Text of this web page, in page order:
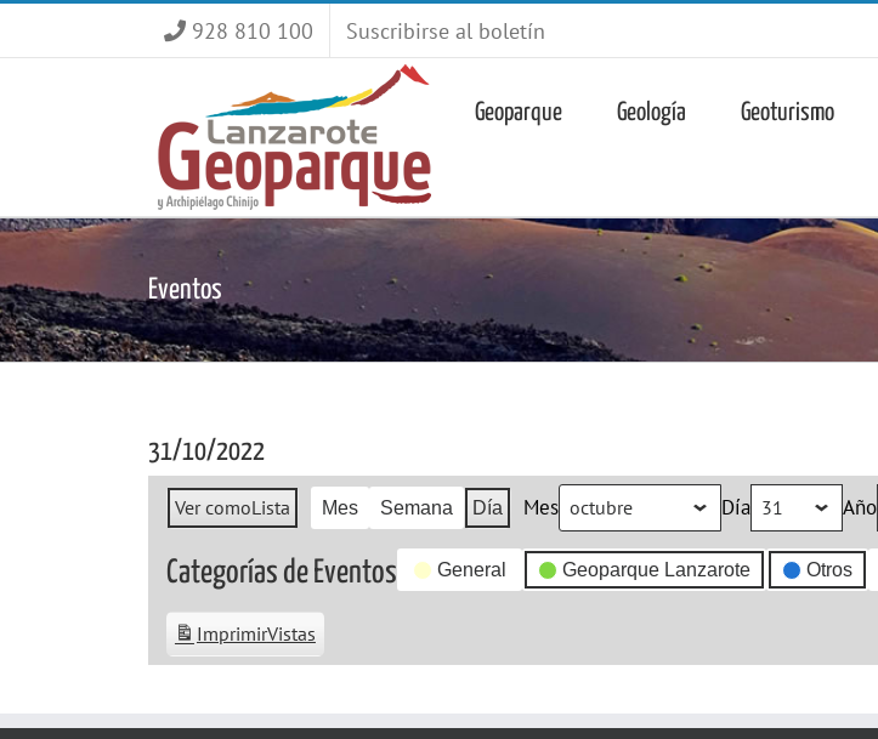
928 810 100 Suscribirse al boletín
Geoparque Geología Geoturismo
Eventos
31/10/2022
Ver comoLista Mes Semana Día Mes Día Año
Categorías de Eventos General Geoparque Lanzarote Otros
ImprimirVistas